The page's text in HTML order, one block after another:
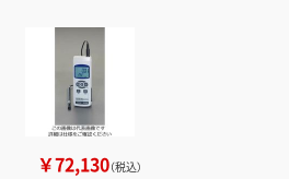
￥72,130（税込）